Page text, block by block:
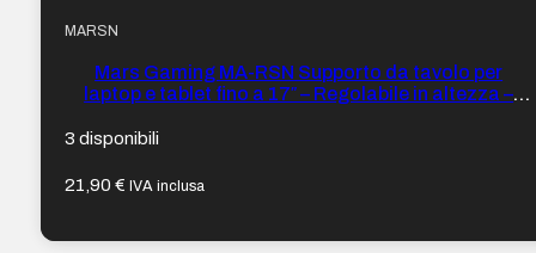
MARSN
Mars Gaming MA-RSN Supporto da tavolo per
laptop e tablet fino a 17″ – Regolabile in altezza –
260x225x38 mm – Colore acciaio
3 disponibili
21,90€ IVA inclusa